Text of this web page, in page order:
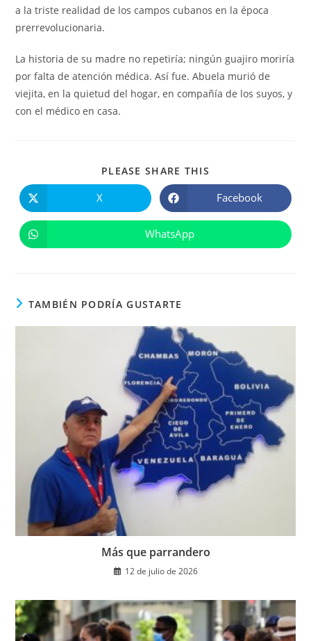
a la triste realidad de los campos cubanos en la época
prerrevolucionaria.
La historia de su madre no repetiría; ningún guajiro moriría
por falta de atención médica. Así fue. Abuela murió de
viejita, en la quietud del hogar, en compañía de los suyos, y
con el médico en casa.
PLEASE SHARE THIS
abre
en
ventana
X Se
abre
en
ventana
Facebook
Se
abre
WhatsApp
TAMBIÉN PODRÍA GUSTARTE
Más que parrandero
12 de julio de 2026